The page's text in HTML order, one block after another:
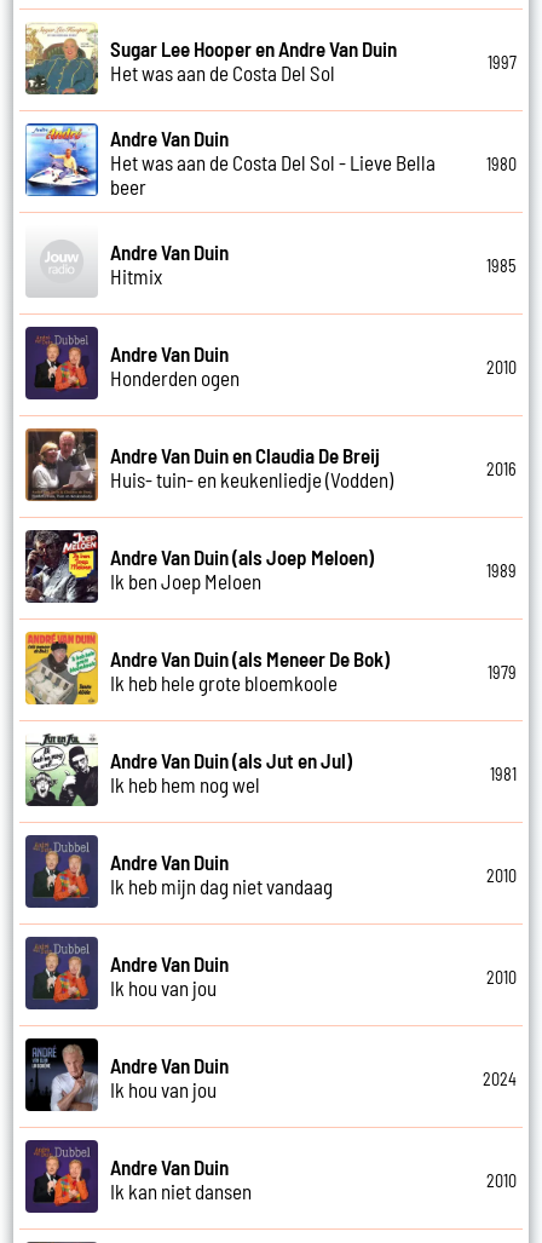
Sugar Lee Hooper en Andre Van Duin
Het was aan de Costa Del Sol
1997
Andre Van Duin
Het was aan de Costa Del Sol - Lieve Bella
beer
1980
Andre Van Duin
Hitmix
1985
Andre Van Duin
Honderden ogen
2010
Andre Van Duin en Claudia De Breij
Huis- tuin- en keukenliedje (Vodden)
2016
Andre Van Duin (als Joep Meloen)
Ik ben Joep Meloen
1989
Andre Van Duin (als Meneer De Bok)
Ik heb hele grote bloemkoole
1979
Andre Van Duin (als Jut en Jul)
Ik heb hem nog wel
1981
Andre Van Duin
Ik heb mijn dag niet vandaag
2010
Andre Van Duin
Ik hou van jou
2010
Andre Van Duin
Ik hou van jou
2024
Andre Van Duin
Ik kan niet dansen
2010